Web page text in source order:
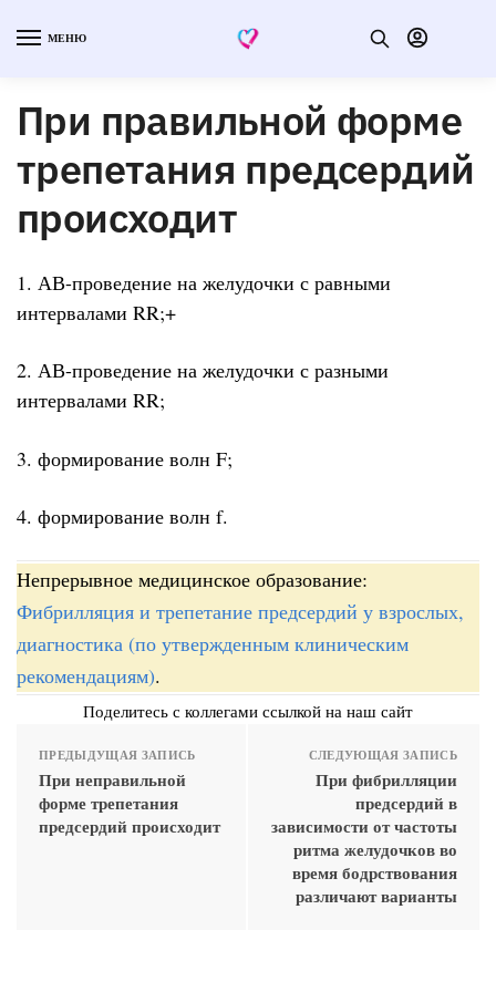
МЕНЮ
При правильной форме
трепетания предсердий
происходит
1. АВ-проведение на желудочки с равными
интервалами RR;+
2. АВ-проведение на желудочки с разными
интервалами RR;
3. формирование волн F;
4. формирование волн f.
Непрерывное медицинское образование:
Фибрилляция и трепетание предсердий у взрослых,
диагностика (по утвержденным клиническим
рекомендациям).
Поделитесь с коллегами ссылкой на наш сайт
ПРЕДЫДУЩАЯ ЗАПИСЬ
При неправильной
форме трепетания
предсердий происходит
СЛЕДУЮЩАЯ ЗАПИСЬ
При фибрилляции
предсердий в
зависимости от частоты
ритма желудочков во
время бодрствования
различают варианты